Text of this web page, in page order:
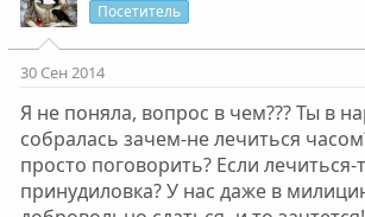
т
н
ы
й
т
н
ы
й
Посетитель
30 Сен 2014
Я не поняла, вопрос в чем??? Ты в
собралась зачем-не лечиться
просто поговорить? Если лечиться-
принудиловка? У нас даже в